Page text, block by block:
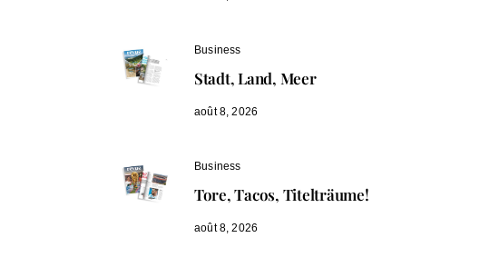
Business
Stadt, Land, Meer
août 8, 2026
Business
Tore, Tacos, Titelträume!
août 8, 2026